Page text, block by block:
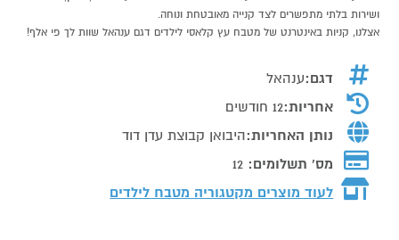
ושירות בלתי מתפשרים לצד קנייה מאובטחת ונוחה.
אצלנו, קניות באינטרנט של מטבח עץ קלאסי לילדים דגם ענהאל שוות לך פי אלף!
דגם:ענהאל
אחריות:12 חודשים
נותן האחריות:היבואן קבוצת עדן דוד
מס' תשלומים: 12
לעוד מוצרים מקטגוריה מטבח לילדים